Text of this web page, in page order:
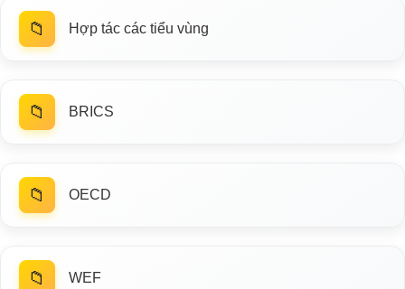
📁 Hợp tác các tiểu vùng
📁 BRICS
📁 OECD
📁 WEF